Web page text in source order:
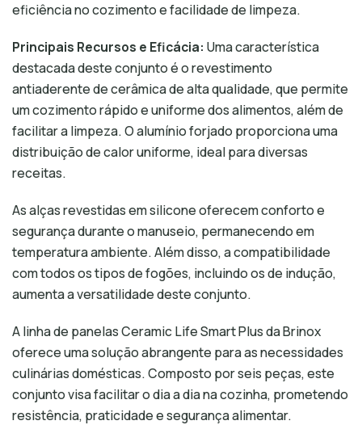
eficiência no cozimento e facilidade de limpeza.
Principais Recursos e Eficácia: Uma característica
destacada deste conjunto é o revestimento
antiaderente de cerâmica de alta qualidade, que permite
um cozimento rápido e uniforme dos alimentos, além de
facilitar a limpeza. O alumínio forjado proporciona uma
distribuição de calor uniforme, ideal para diversas
receitas.
As alças revestidas em silicone oferecem conforto e
segurança durante o manuseio, permanecendo em
temperatura ambiente. Além disso, a compatibilidade
com todos os tipos de fogões, incluindo os de indução,
aumenta a versatilidade deste conjunto.
A linha de panelas Ceramic Life Smart Plus da Brinox
oferece uma solução abrangente para as necessidades
culinárias domésticas. Composto por seis peças, este
conjunto visa facilitar o dia a dia na cozinha, prometendo
resistência, praticidade e segurança alimentar.